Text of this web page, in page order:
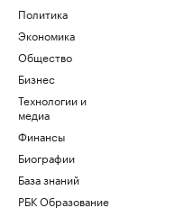
Политика
Экономика
Общество
Бизнес
Технологии и
медиа
Финансы
Биографии
База знаний
РБК Образование